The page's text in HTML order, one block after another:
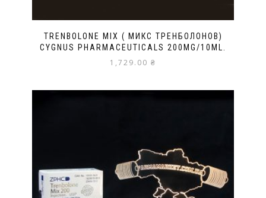
TRENBOLONE MIX ( МИКС ТРЕНБОЛОНОВ)
CYGNUS PHARMACEUTICALS 200MG/10ML.
1,729.00 ₴